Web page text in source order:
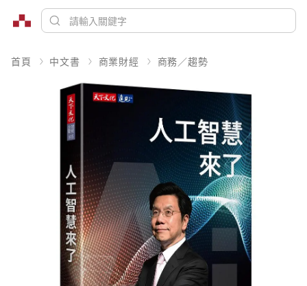
首頁 中文書 商業財經 商務／趨勢